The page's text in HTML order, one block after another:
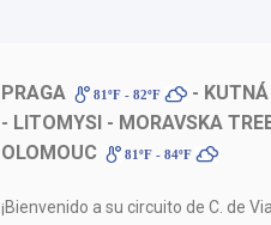
PRAGA 81ºF - 82ºF - KUTNÁ
- LITOMYSI - MORAVSKA
OLOMOUC
81ºF - 84ºF
¡Bienvenido a su circuito de C. de